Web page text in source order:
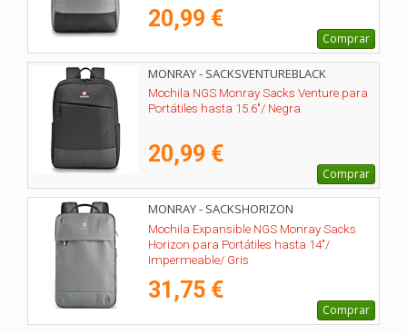
20,99 €
Comprar
MONRAY - SACKSVENTUREBLACK
Mochila NGS Monray Sacks Venture para
Portátiles hasta 15.6"/ Negra
20,99 €
Comprar
MONRAY - SACKSHORIZON
Mochila Expansible NGS Monray Sacks
Horizon para Portátiles hasta 14"/
Impermeable/ Gris
31,75 €
Comprar